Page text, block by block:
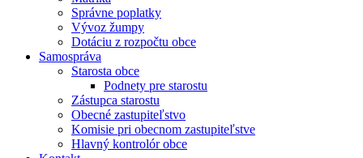
Správne poplatky
Vývoz žumpy
Dotáciu z rozpočtu obce
Samospráva
Starosta obce
Podnety pre starostu
Zástupca starostu
Obecné zastupiteľstvo
Komisie pri obecnom zastupiteľstve
Hlavný kontrolór obce